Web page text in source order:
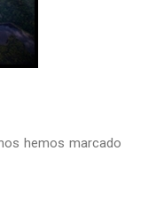
hemos marcado